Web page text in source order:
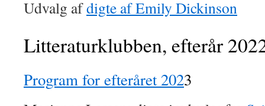
Udvalg afdigte af Emily Dickinson
Litteraturklubben, efterår
Program for efteråret 2023